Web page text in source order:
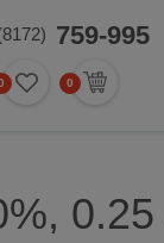
759-995
0
0.25